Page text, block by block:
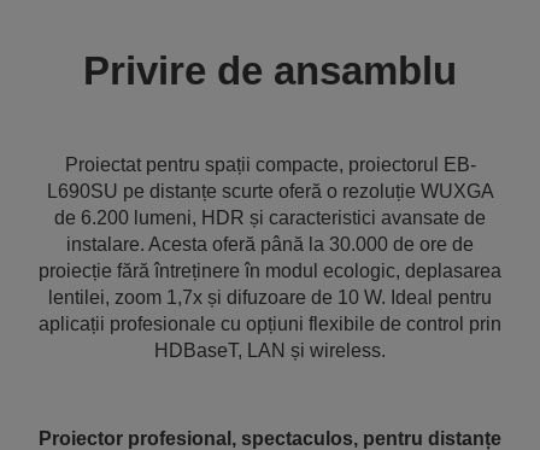
Privire de ansamblu
Proiectat pentru spații compacte, proiectorul EB-
L690SU pe distanțe scurte oferă o rezoluție WUXGA
de 6.200 lumeni, HDR și caracteristici avansate de
instalare. Acesta oferă până la 30.000 de ore de
proiecție fără întreținere în modul ecologic, deplasarea
lentilei, zoom 1,7x și difuzoare de 10 W. Ideal pentru
aplicații profesionale cu opțiuni flexibile de control prin
HDBaseT, LAN și wireless.
Proiector profesional, spectaculos, pentru distanțe